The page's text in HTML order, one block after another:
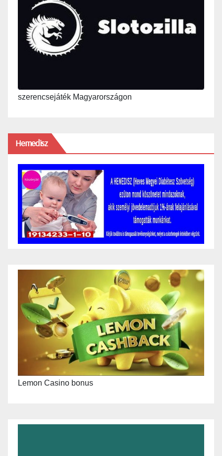
szerencsejáték Magyarországon
Hemedisz
Lemon Casino bonus